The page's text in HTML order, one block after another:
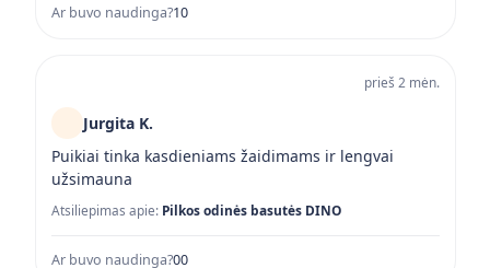
Ar buvo naudinga?10
prieš 2 mėn.
Jurgita K.
Puikiai tinka kasdieniams žaidimams ir lengvai
užsimauna
Atsiliepimas apie: Pilkos odinės basutės DINO
Ar buvo naudinga?00